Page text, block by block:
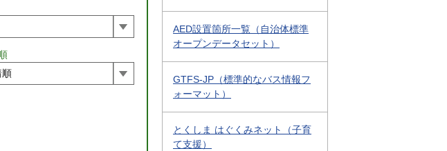
AED設置箇所一覧（自治体標準
オープンデータセット）
GTFS-JP（標準的なバス情報フ
ォーマット）
とくしま はぐくみネット（子育
て支援）